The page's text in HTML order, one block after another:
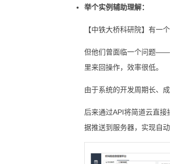
举个实例辅助理解：
【中铁大桥科研院】有一
但他们曾面临一个问题——
里来回操作，效率很低。
由于系统的开发周期长、
后来通过API将简道云直
据推送到服务器，实现自动